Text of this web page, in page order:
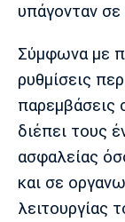
υπάγονταν σε
Σύμφωνα με
ρυθμίσεις
παρεμβάσεις
διέπει τους
ασφαλείας
και σε
λειτουργίας